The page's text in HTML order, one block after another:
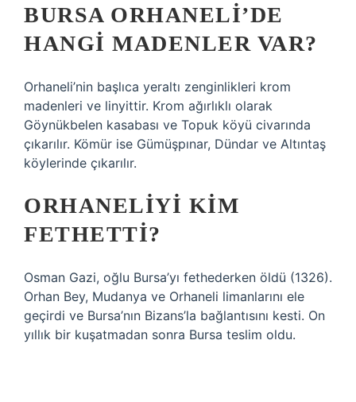
BURSA ORHANELI’DE
HANGI MADENLER VAR?
Orhaneli’nin başlıca yeraltı zenginlikleri krom
madenleri ve linyittir. Krom ağırlıklı olarak
Göynükbelen kasabası ve Topuk köyü civarında
çıkarılır. Kömür ise Gümüşpınar, Dündar ve Altıntaş
köylerinde çıkarılır.
ORHANELIYI KIM
FETHETTI?
Osman Gazi, oğlu Bursa’yı fethederken öldü (1326).
Orhan Bey, Mudanya ve Orhaneli limanlarını ele
geçirdi ve Bursa’nın Bizans’la bağlantısını kesti. On
yıllık bir kuşatmadan sonra Bursa teslim oldu.